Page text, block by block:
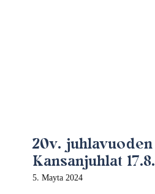
20v. juhlavuoden
Kansanjuhlat 17.8.
5. Mayta 2024